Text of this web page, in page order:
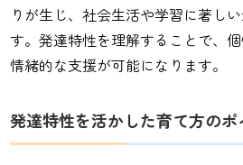
りが生じ、社会生活や学習に著し
す。発達特性を理解することで、
情緒的な支援が可能になります。
発達特性を活かした育て方の